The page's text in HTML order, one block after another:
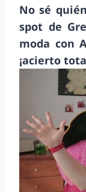
No sé
spot de
moda con
¡acierto